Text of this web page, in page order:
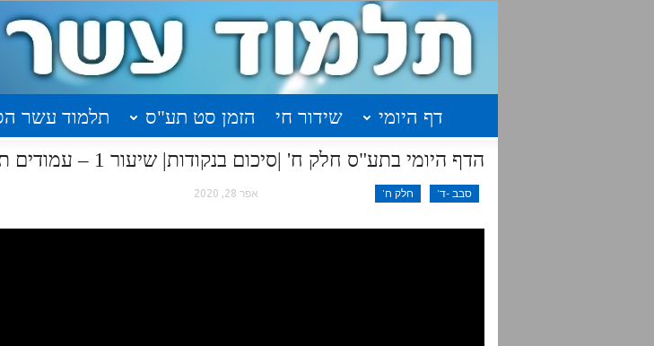
דף היומי שידור חי הזמן סט תע"ס תלמוד עשר
הדף היומי בתע"ס חלק ח' |סיכום בנקודות| שיעור 1 – עמודים תקצט -תר
סבב -ד' חלק ח' אפר 28, 2020